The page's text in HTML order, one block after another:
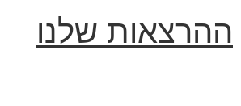
ההרצאות שלנו